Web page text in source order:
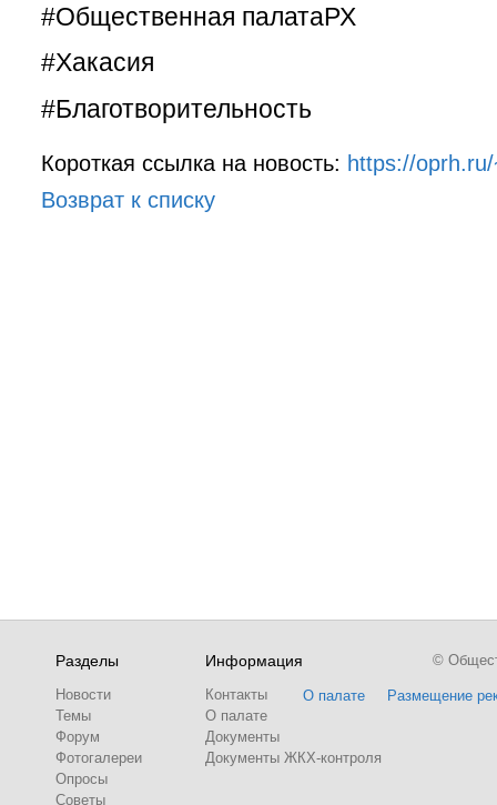
#Общественная палатаРХ
#Хакасия
#Благотворительность
Короткая ссылка на новость: https://
Возврат к списку
Разделы
Новости
Темы
Форум
Фотогалереи
Опросы
Советы
Информация
Контакты
О палате
Документы
Документы ЖКХ-контроля
О палате Размещение
©